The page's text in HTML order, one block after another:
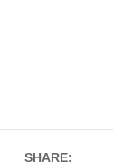
SHARE: